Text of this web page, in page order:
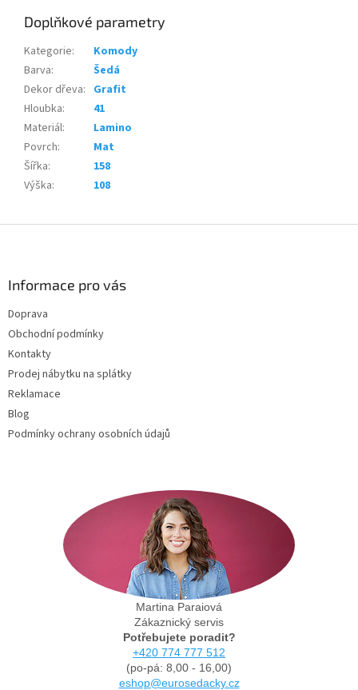
Doplňkové parametry
Kategorie:
Komody
Barva:
Šedá
Dekor dřeva: Grafit
Hloubka:
41
Materiál:
Lamino
Povrch:
Mat
Šířka:
158
Výška: 108
Informace pro vás
Doprava
Obchodní podmínky
Kontakty
Prodej nábytku na splátky
Reklamace
Blog
Podmínky ochrany osobních údajů
Martina Paraiová
Zákaznický servis
Potřebujete poradit?
+420 774 777 512
(po-pá: 8,00 - 16,00)
eshop@eurosedacky.cz